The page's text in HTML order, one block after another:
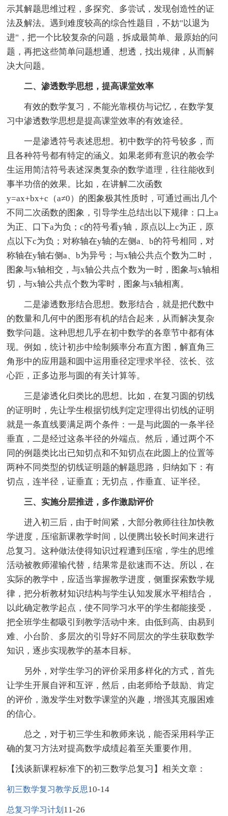
示其解题思维过程，多探究、多尝试，发现创造性的证
法及解法。遇到难度较高的综合性题目，不妨"以退为
进"，把一个比较复杂的问题，拆成最简单、最原始的问
题，再把这些简单问题想通、想透，找出规律，从而解
决大问题。
二、渗透数学思想，提高课堂效率
有效的数学复习，不能光靠模仿与记忆，在数学复
习中渗透数学思想是提高课堂效率的有效途径。
一是渗透符号表述思想。初中数学的符号较多，而
且各种符号都有特定的涵义。如果老师有意识的教会学
生运用简洁符号表述深奥复杂的数学道理，往往能收到
事半功倍的效果。比如，在讲解二次函数
y=ax+bx+c（a≠0）的图象极其性质时，可通过画出几个
不同二次函数的图象，引导学生总结出以下规律：口上a
为正、口下a为负；c的符号看y轴，原点以上c为正，原
点以下c为负；对称轴在y轴的左侧a、b的符号相同，对
称轴在y轴右侧a、b为异号；与x轴公共点个数为二时，
图象与x轴相交，与x轴公共点个数为一时，图象与x轴相
切，与x轴公共点个数为零时，图象与x轴相离。
二是渗透数形结合思想。数形结合，就是把代数中
的数量和几何中的图形有机的结合起来，从而解决复杂
数学问题。这种思想几乎在初中数学的各章节中都有体
现。例如，统计初步中绘制频率分布直方图，解直角三
角形中的应用题和圆中运用垂径定理求半径、弦长、弦
心距，正多边形与圆的有关计算等。
三是渗透化归类比的思想。比如，在复习圆的切线
的证明时，先让学生根据切线判定定理得出切线的证明
就是一条直线要满足两个条件：一是与此圆的一条半径
垂直，二是经过这条半径的外端点。然后，通过两个不
同的例题类比出已知切点和不知切点在此圆上的位置等
两种不同类型的切线证明题的解题思路，归纳如下：有
切点，连半径，证垂直；无切点，作垂直、证半径。
三、实施分层推进，多作激励评价
进入初三后，由于时间紧，大部分教师往往加快教
学进度，压缩新课教学时间，以便腾出较长时间来进行
总复习。这种做法使得知识过程遭到压缩，学生的思维
活动被教师灌输代替，结果常是欲速而不达。所以，在
实际的教学中，应适当掌握教学进度，侧重探索数学规
律，把分析教材知识结构与学生认知发展水平相结合，
以此确定教学起点，使不同学习水平的学生都能接受，
把全班学生都吸引到教学活动中来。由低到高、由易到
难、小台阶、多层次的引导好不同层次的学生获取数学
知识，逐步实现教学的基本目标。
另外，对学生学习的评价采用多样化的方式，首先
让学生开展自评和互评，然后，由老师给予鼓励、肯定
的评价，激发学生对数学课堂的兴趣，增强其克服困难
的信心。
总之，对于初三学生和教师来说，能否采用科学正
确的复习方法对提高数学成绩起着至关重要作用。
【浅谈新课程标准下的初三数学总复习】相关文章：
初三数学复习教学反思10-14
总复习学习计划 11-26